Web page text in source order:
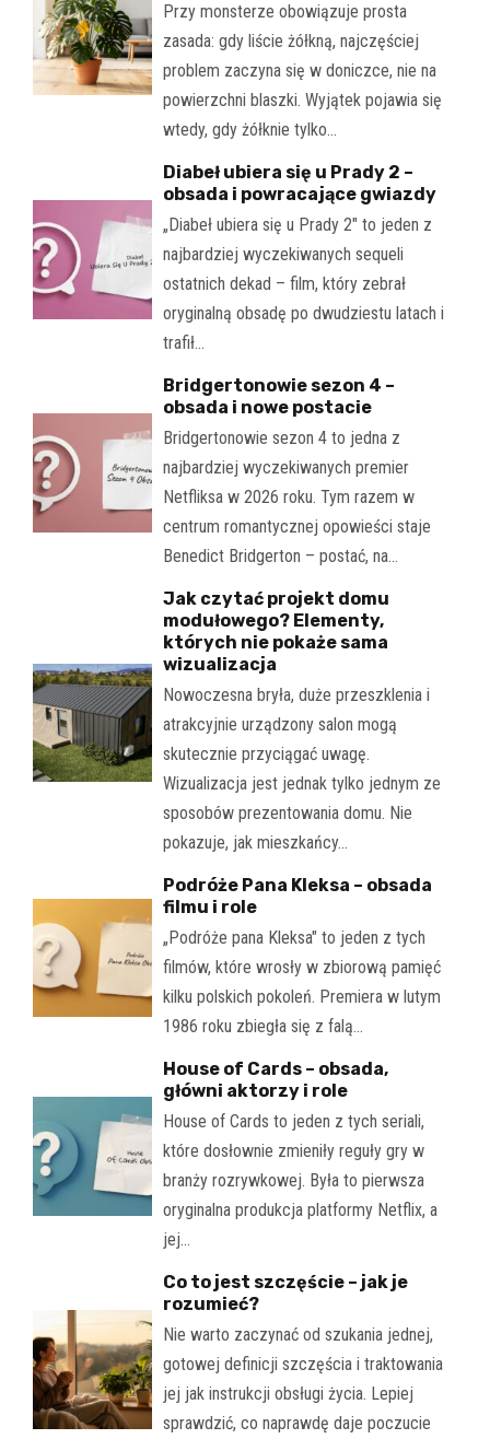
Przy monsterze obowiązuje prosta
zasada: gdy liście żółkną, najczęściej
problem zaczyna się w doniczce, nie na
powierzchni blaszki. Wyjątek pojawia się
wtedy, gdy żółknie tylko…
Diabeł ubiera się u Prady 2 –
obsada i powracające gwiazdy
„Diabeł ubiera się u Prady 2" to jeden z
najbardziej wyczekiwanych sequeli
ostatnich dekad – film, który zebrał
oryginalną obsadę po dwudziestu latach i
trafił…
Bridgertonowie sezon 4 –
obsada i nowe postacie
Bridgertonowie sezon 4 to jedna z
najbardziej wyczekiwanych premier
Netfliksa w 2026 roku. Tym razem w
centrum romantycznej opowieści staje
Benedict Bridgerton – postać, na…
Jak czytać projekt domu
modułowego? Elementy,
których nie pokaże sama
wizualizacja
Nowoczesna bryła, duże przeszklenia i
atrakcyjnie urządzony salon mogą
skutecznie przyciągać uwagę.
Wizualizacja jest jednak tylko jednym ze
sposobów prezentowania domu. Nie
pokazuje, jak mieszkańcy…
Podróże Pana Kleksa – obsada
filmu i role
„Podróże pana Kleksa" to jeden z tych
filmów, które wrosły w zbiorową pamięć
kilku polskich pokoleń. Premiera w lutym
1986 roku zbiegła się z falą…
House of Cards – obsada,
główni aktorzy i role
House of Cards to jeden z tych seriali,
które dosłownie zmieniły reguły gry w
branży rozrywkowej. Była to pierwsza
oryginalna produkcja platformy Netflix, a
jej…
Co to jest szczęście – jak je
rozumieć?
Nie warto zaczynać od szukania jednej,
gotowej definicji szczęścia i traktowania
jej jak instrukcji obsługi życia. Lepiej
sprawdzić, co naprawdę daje poczucie